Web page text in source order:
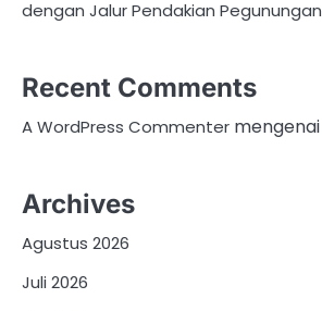
dengan Jalur Pendakian Pegunungan
Recent Comments
A WordPress Commenter mengenai
Archives
Agustus 2026
Juli 2026